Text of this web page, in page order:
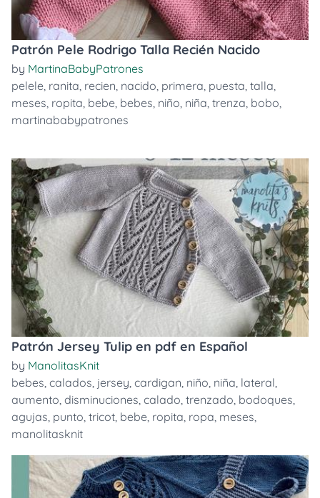
Patrón Pele Rodrigo Talla Recién Nacido
by MartinaBabyPatrones
pelele, ranita, recien, nacido, primera, puesta, talla,
meses, ropita, bebe, bebes, niño, niña, trenza, bobo,
martinababypatrones
Patrón Jersey Tulip en pdf en Español
by ManolitasKnit
bebes, calados, jersey, cardigan, niño, niña, lateral,
aumento, disminuciones, calado, trenzado, bodoques,
agujas, punto, tricot, bebe, ropita, ropa, meses,
manolitasknit